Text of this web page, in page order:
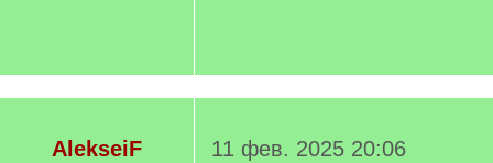
AlekseiF
11 фев. 2025 20:06